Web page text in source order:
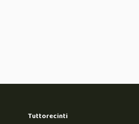
Tuttorecinti